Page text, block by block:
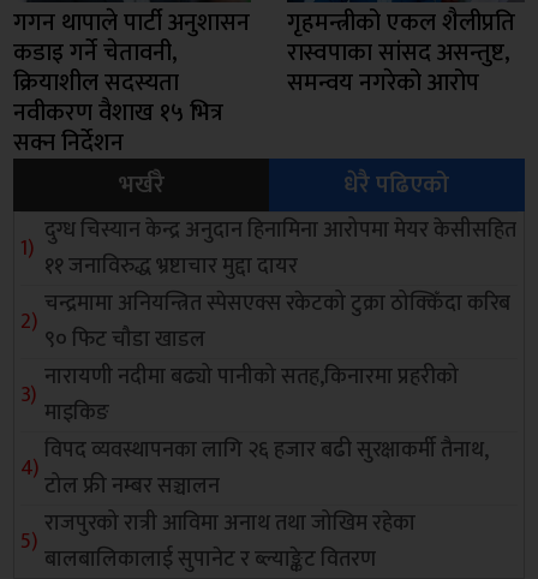
गगन थापाले पार्टी अनुशासन
कडाइ गर्ने चेतावनी,
क्रियाशील सदस्यता
नवीकरण वैशाख १५ भित्र
सक्न निर्देशन
गृहमन्त्रीको एकल शैलीप्रति
रास्वपाका सांसद असन्तुष्ट,
समन्वय नगरेको आरोप
भर्खरै धेरै पढिएको
दुग्ध चिस्यान केन्द्र अनुदान हिनामिना आरोपमा मेयर केसीसहित
११ जनाविरुद्ध भ्रष्टाचार मुद्दा दायर
चन्द्रमामा अनियन्त्रित स्पेसएक्स रकेटको टुक्रा ठोक्किँदा करिब
९० फिट चौडा खाडल
नारायणी नदीमा बढ्यो पानीको सतह,किनारमा प्रहरीको
माइकिङ
विपद व्यवस्थापनका लागि २६ हजार बढी सुरक्षाकर्मी तैनाथ,
टोल फ्री नम्बर सञ्चालन
राजपुरको रात्री आविमा अनाथ तथा जोखिम रहेका
बालबालिकालाई सुपानेट र ब्ल्याङ्केट वितरण